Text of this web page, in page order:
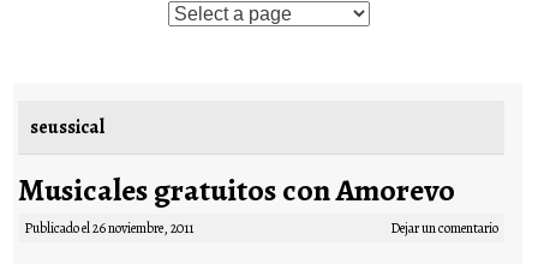
Saltar al contenido
seussical
Musicales gratuitos con Amorevo
Publicado el26 noviembre, 2011 Dejar un comentario